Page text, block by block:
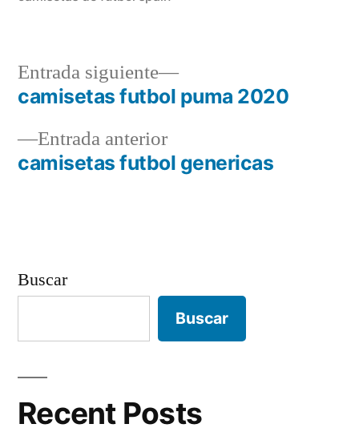
Navegación
deEntrada anteriorEntrada
anterior:
camisetas futbol genericas
Entrada siguiente
Entrada
siguiente:
camisetas futbol puma 2020
Buscar
Buscar
Recent Posts